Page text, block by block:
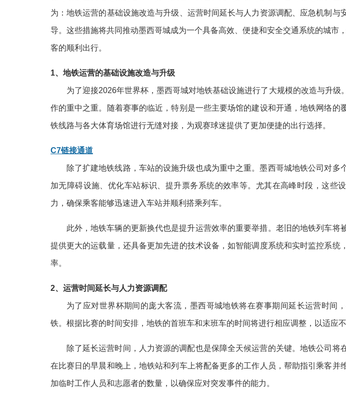
为：地铁运营的基础设施改造与升级、运营时间延长与人力资源调配、应急机制与
导。这些措施将共同推动墨西哥城成为一个具备高效、便捷和安全交通系统的城市
客的顺利出行。
1、地铁运营的基础设施改造与升级
为了迎接2026年世界杯，墨西哥城对地铁基础设施进行了大规模的改造与升级
作的重中之重。随着赛事的临近，特别是一些主要场馆的建设和开通，地铁网络的
铁线路与各大体育场馆进行无缝对接，为观赛球迷提供了更加便捷的出行选择。
C7链接通道
除了扩建地铁线路，车站的设施升级也成为重中之重。墨西哥城地铁公司对多
加无障碍设施、优化车站标识、提升票务系统的效率等。尤其在高峰时段，这些
力，确保乘客能够迅速进入车站并顺利搭乘列车。
此外，地铁车辆的更新换代也是提升运营效率的重要举措。老旧的地铁列车将
提供更大的运载量，还具备更加先进的技术设备，如智能调度系统和实时监控系统
率。
2、运营时间延长与人力资源调配
为了应对世界杯期间的庞大客流，墨西哥城地铁将在赛事期间延长运营时间
铁。根据比赛的时间安排，地铁的首班车和末班车的时间将进行相应调整，以适应不
除了延长运营时间，人力资源的调配也是保障全天候运营的关键。地铁公司将
在比赛日的早晨和晚上，地铁站和列车上将配备更多的工作人员，帮助指引乘客并
加临时工作人员和志愿者的数量，以确保应对突发事件的能力。